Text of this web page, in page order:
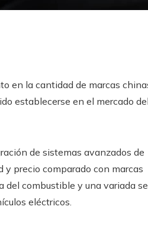
en la cantidad de marcas
establecerse en el mercado
de sistemas avanzados de
y precio comparado con marcas
combustible y una variada
eléctricos.